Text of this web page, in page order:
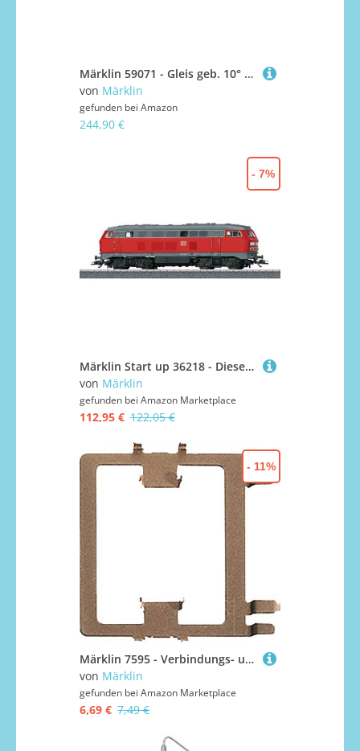
Märklin 59071 - Gleis geb. 10° 2461 mm(H1079), Inhalt 10 Stück, Spur 1
von Märklin
gefunden bei Amazon
244,90 €
Märklin Start up 36218 - Diesellokomotive BR 216, DB AG, Ep.V
von Märklin
gefunden bei Amazon Marketplace
112,95 € 122,05 €
- 7%
Märklin 7595 - Verbindungs- und Kontaktlaschen, Inhalt je 10 Stück
von Märklin
gefunden bei Amazon Marketplace
6,69 € 7,49 €
- 11%